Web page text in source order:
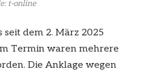
t-online
dem 2. März 2025
Termin waren mehrere
Die Anklage wegen